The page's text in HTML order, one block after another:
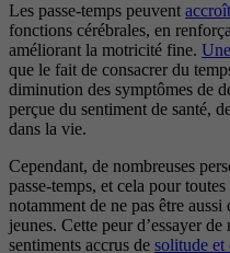
Les passe-temps peuvent
fonctions cérébrales, en
améliorant la motricité fine.
que le fait de consacrer du
diminution des symptômes de
perçue du sentiment de santé,
dans la vie.
Cependant, de nombreuses
passe-temps, et cela pour
notamment de ne pas être
jeunes. Cette peur d’essayer
sentiments accrus de solitude et